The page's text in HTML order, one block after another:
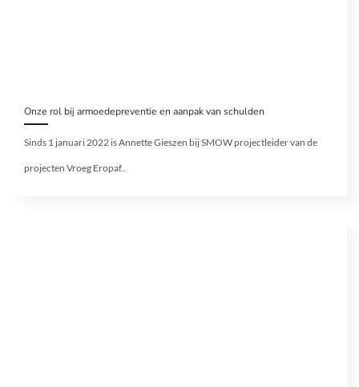
Onze rol bij armoedepreventie en aanpak van schulden
Sinds 1 januari 2022 is Annette Gieszen bij SMOW projectleider van de
projecten Vroeg Eropaf..